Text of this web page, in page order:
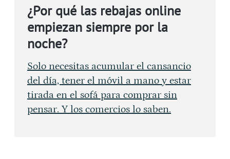
¿Por qué las rebajas online
empiezan siempre por la
noche?
Solo necesitas acumular el cansancio
del día, tener el móvil a mano y estar
tirada en el sofá para comprar sin
pensar. Y los comercios lo saben.